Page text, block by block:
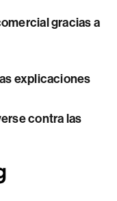
gracias a
explicaciones
contra las